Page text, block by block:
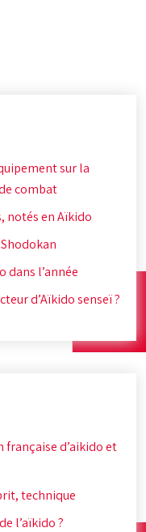
sur la
combat
notés en Aïkido
dans l’année
d’Aïkido senseï ?
d’aikido et
technique
l’aïkido ?